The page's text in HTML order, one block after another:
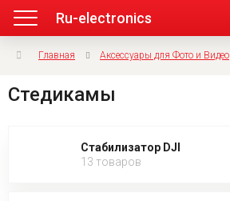
Ru-electronics
Главная Аксессуары для Фото и Видео
Стедикамы
Стабилизатор DJI
13 товаров